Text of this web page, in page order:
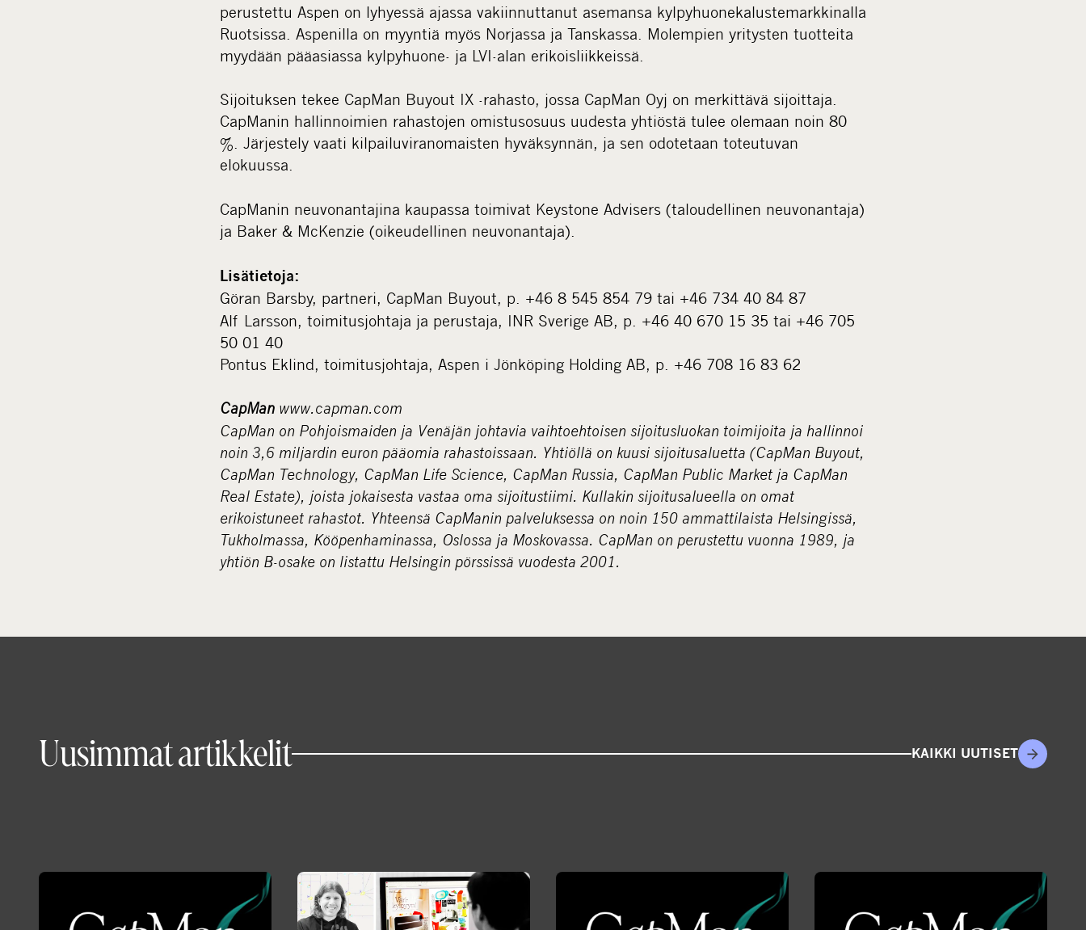
perustettu Aspen on lyhyessä ajassa vakiinnuttanut asemansa kylpyhuonekalustemarkkinalla
Ruotsissa. Aspenilla on myyntiä myös Norjassa ja Tanskassa. Molempien yritysten tuotteita
myydään pääasiassa kylpyhuone- ja LVI-alan erikoisliikkeissä.
Sijoituksen tekee CapMan Buyout IX -rahasto, jossa CapMan Oyj on merkittävä sijoittaja.
CapManin hallinnoimien rahastojen omistusosuus uudesta yhtiöstä tulee olemaan noin 80
%. Järjestely vaati kilpailuviranomaisten hyväksynnän, ja sen odotetaan toteutuvan
elokuussa.
CapManin neuvonantajina kaupassa toimivat Keystone Advisers (taloudellinen neuvonantaja)
ja Baker & McKenzie (oikeudellinen neuvonantaja).
Lisätietoja:
Göran Barsby, partneri, CapMan Buyout, p. +46 8 545 854 79 tai +46 734 40 84 87
Alf Larsson, toimitusjohtaja ja perustaja, INR Sverige AB, p. +46 40 670 15 35 tai +46 705
50 01 40
Pontus Eklind, toimitusjohtaja, Aspen i Jönköping Holding AB, p. +46 708 16 83 62
CapMan www.capman.com
CapMan on Pohjoismaiden ja Venäjän johtavia vaihtoehtoisen sijoitusluokan toimijoita ja hallinnoi
noin 3,6 miljardin euron pääomia rahastoissaan. Yhtiöllä on kuusi sijoitusaluetta (CapMan Buyout,
CapMan Technology, CapMan Life Science, CapMan Russia, CapMan Public Market ja CapMan
Real Estate), joista jokaisesta vastaa oma sijoitustiimi. Kullakin sijoitusalueella on omat
erikoistuneet rahastot. Yhteensä CapManin palveluksessa on noin 150 ammattilaista Helsingissä,
Tukholmassa, Kööpenhaminassa, Oslossa ja Moskovassa. CapMan on perustettu vuonna 1989, ja
yhtiön B-osake on listattu Helsingin pörssissä vuodesta 2001.
Uusimmat artikkelit KAIKKI UUTISET